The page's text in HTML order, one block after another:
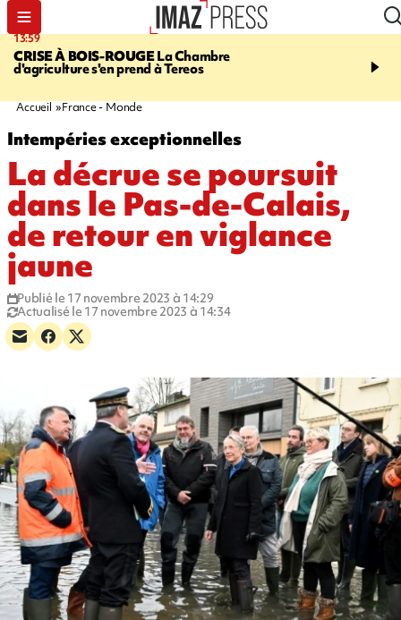
13:59
CRISE À BOIS-ROUGELa Chambre
d'agriculture s'en prend à Tereos
15:45
dix établissements ont
Accueil France - Monde
Intempéries exceptionnelles
La décrue se poursuit
dans le Pas-de-Calais,
de retour en viglance
jaune
Publié le 17 novembre 2023 à 14:29
Actualisé le 17 novembre 2023 à 14:34